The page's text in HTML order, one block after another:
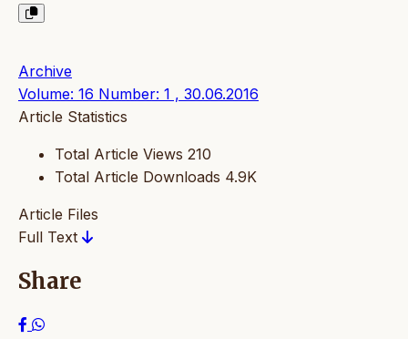
Archive
Volume: 16 Number: 1 , 30.06.2016
Article Statistics
Total Article Views 210
Total Article Downloads 4.9K
Article Files
Full Text
Share